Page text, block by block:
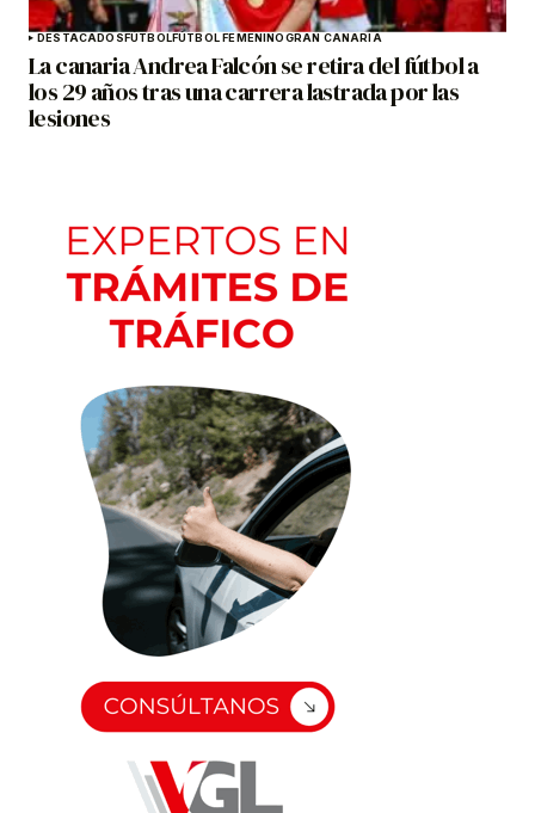
DESTACADOSFÚTBOLFÚTBOL FEMENINOGRAN CANARIA
La canaria Andrea Falcón se retira del fútbol a
los 29 años tras una carrera lastrada por las
lesiones